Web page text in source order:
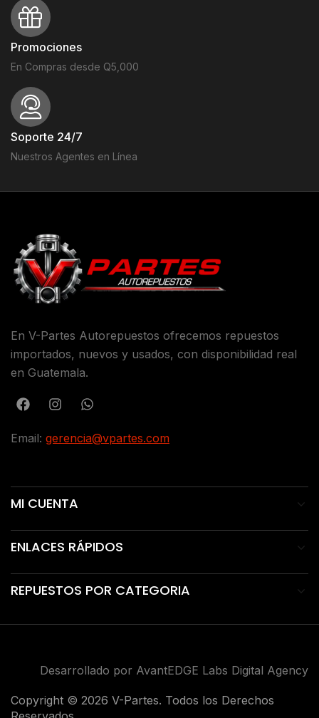
Promociones
En Compras desde Q5,000
Soporte 24/7
Nuestros Agentes en Línea
En V-Partes Autorepuestos ofrecemos repuestos
importados, nuevos y usados, con disponibilidad real
en Guatemala.
Email: gerencia@vpartes.com
MI CUENTA
ENLACES RÁPIDOS
REPUESTOS POR CATEGORIA
Copyright © 2026 V-Partes. Todos los Derechos
Desarrollado por AvantEDGE Labs Digital Agency